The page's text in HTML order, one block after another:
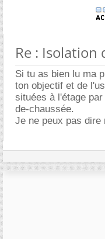
Re : Isolation
Si tu as bien lu ma
ton objectif et de
situées à l'étage
de-chaussée.
Je ne peux pas dire